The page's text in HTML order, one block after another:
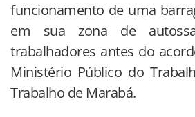
funcionamento de uma
em sua zona de
trabalhadores antes do
Ministério Público do
Trabalho de Marabá.